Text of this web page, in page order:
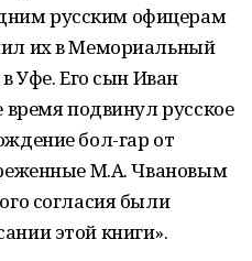
русским офицерам
их в Мемориальный
Уфе. Его сын Иван
время подвинул русское
бол-гар от
М.А. Чвановым
согласия были
этой книги».